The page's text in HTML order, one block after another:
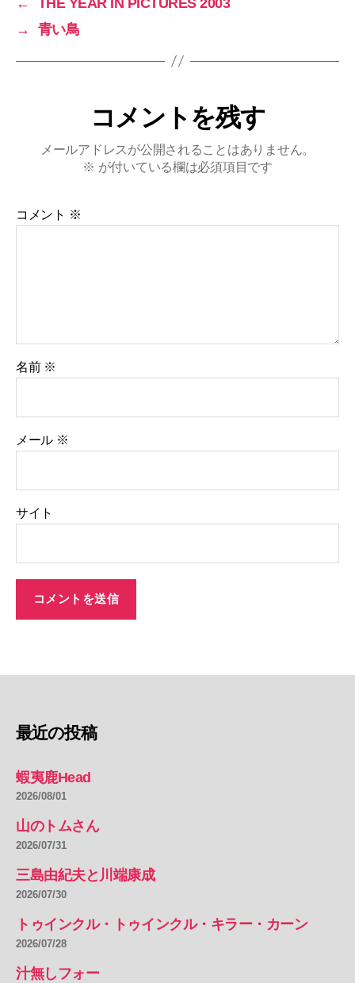
→
青い鳥
コメントを残す
メールアドレスが公開されることはありません。
※ が付いている欄は必須項目です
コメント ※
名前 ※
メール ※
サイト
最近の投稿
蝦夷鹿Head
2026/08/01
山のトムさん
2026/07/31
三島由紀夫と川端康成
2026/07/30
トゥインクル・トゥインクル・キラー・カーン
2026/07/28
汁無しフォー